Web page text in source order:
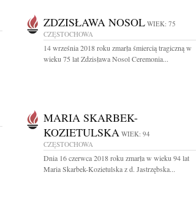
ZDZISŁAWA NOSOL WIEK: 75
CZĘSTOCHOWA
14 września 2018 roku zmarła śmiercią tragiczną w
wieku 75 lat Zdzisława Nosol Ceremonia...
MARIA SKARBEK-
KOZIETULSKA WIEK: 94
CZĘSTOCHOWA
Dnia 16 czerwca 2018 roku zmarła w wieku 94 lat
Maria Skarbek-Kozietulska z d. Jastrzębska...